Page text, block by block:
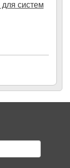
систем